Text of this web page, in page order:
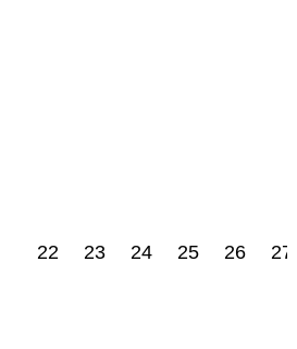
22 23 24 25 26 27